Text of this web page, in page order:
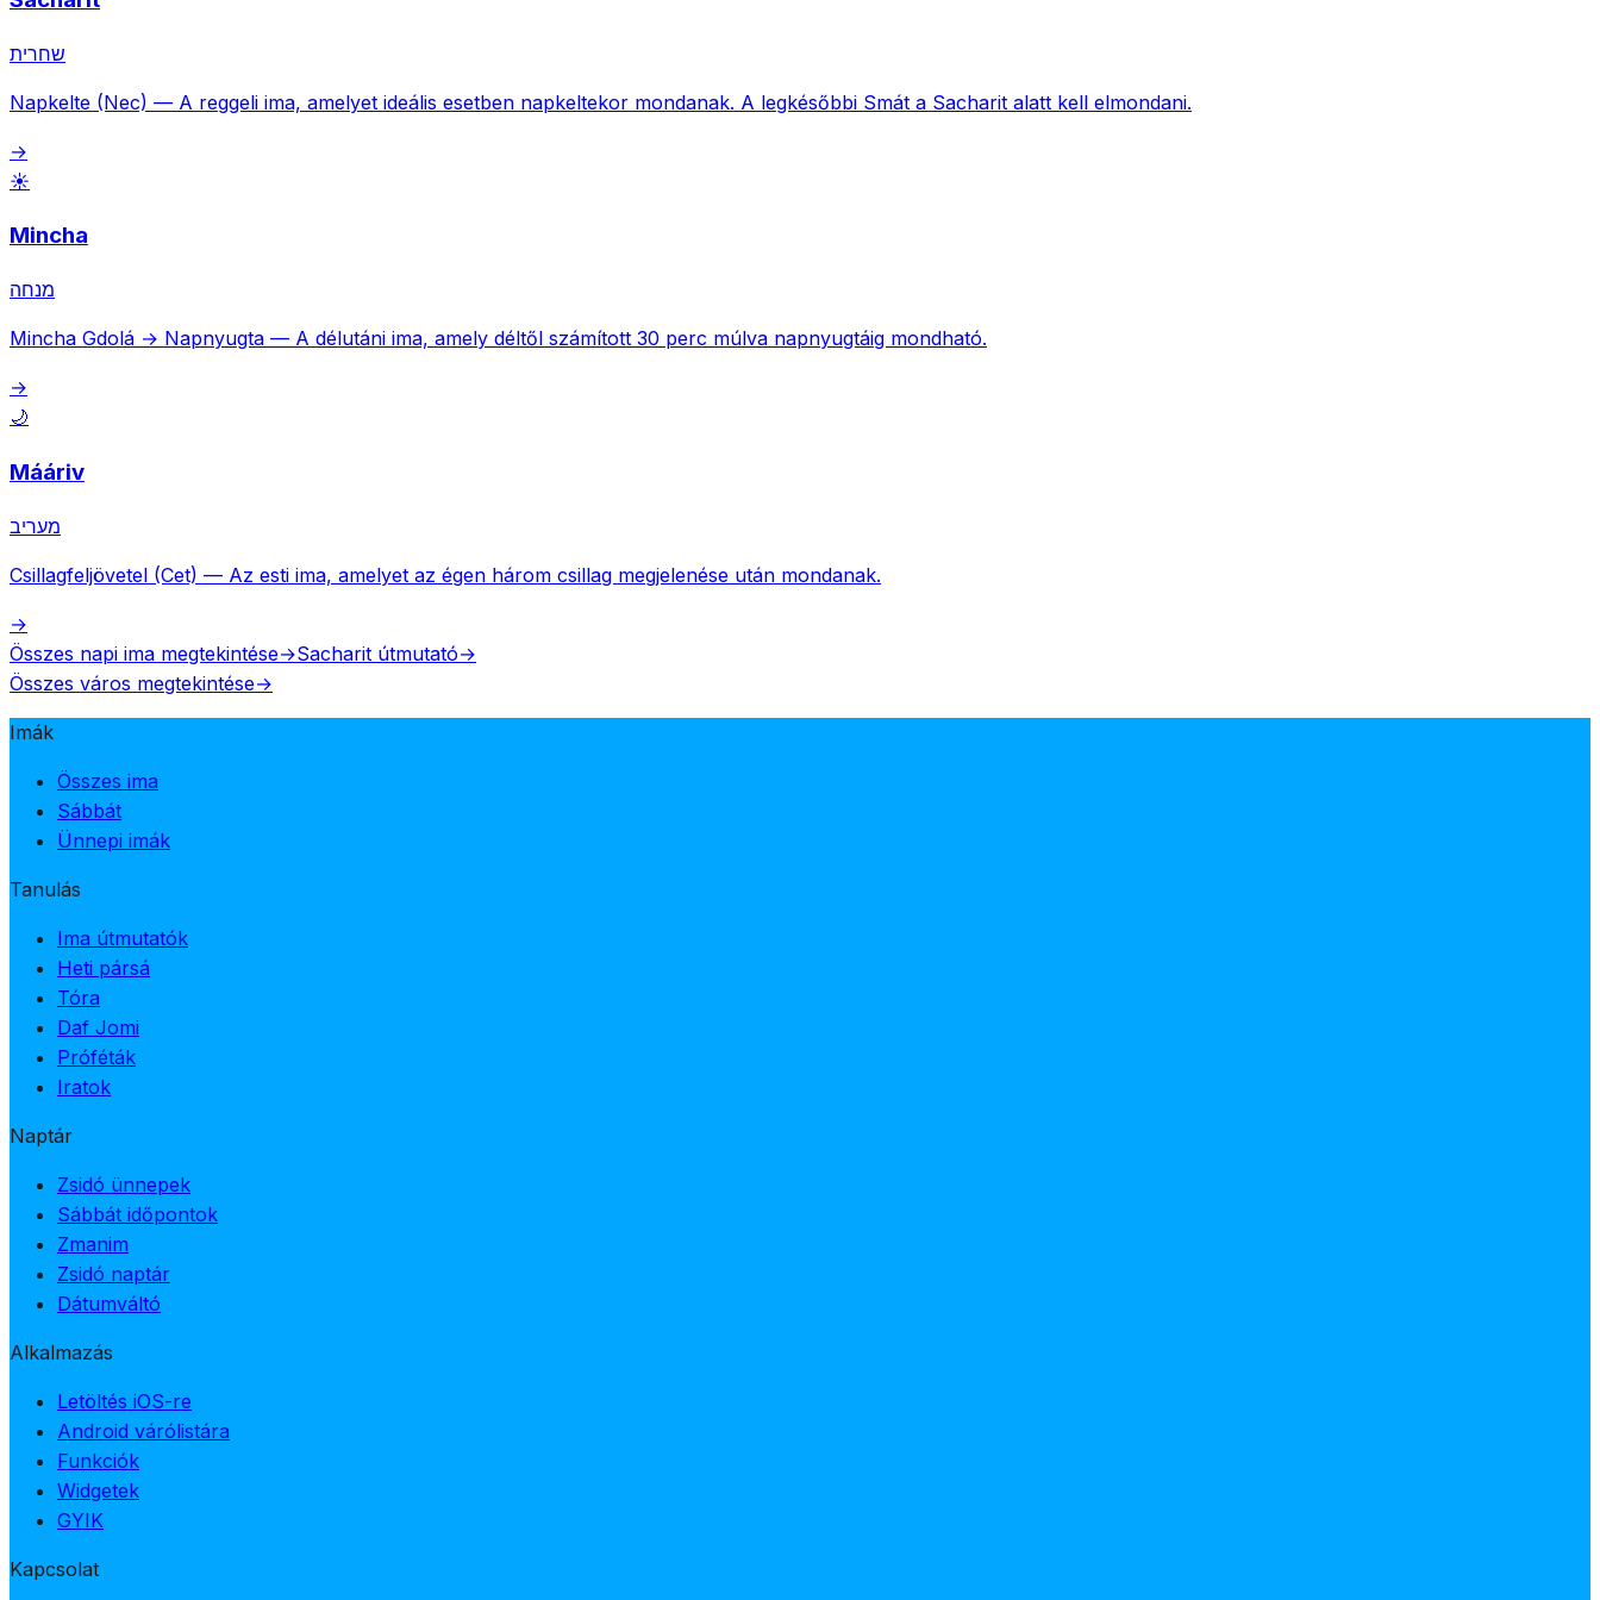
שחרית
Napkelte (Nec) — A reggeli ima, amelyet ideális esetben napkeltekor mondanak. A legkésőbbi Smát a Sacharit alatt kell elmondani.
→
☀️
Mincha
מנחה
Mincha Gdolá → Napnyugta — A délutáni ima, amely déltől számított 30 perc múlva napnyugtáig mondható.
→
🌙
Mááriv
מעריב
Csillagfeljövetel (Cet) — Az esti ima, amelyet az égen három csillag megjelenése után mondanak.
→
Összes napi ima megtekintése→Sacharit útmutató→
Összes város megtekintése→
Imák
Összes ima
Sábbát
Ünnepi imák
Tanulás
Ima útmutatók
Heti pársá
Tóra
Daf Jomi
Próféták
Iratok
Naptár
Zsidó ünnepek
Sábbát időpontok
Zmanim
Zsidó naptár
Dátumváltó
Alkalmazás
Letöltés iOS-re
Android várólistára
Funkciók
Widgetek
GYIK
Kapcsolat